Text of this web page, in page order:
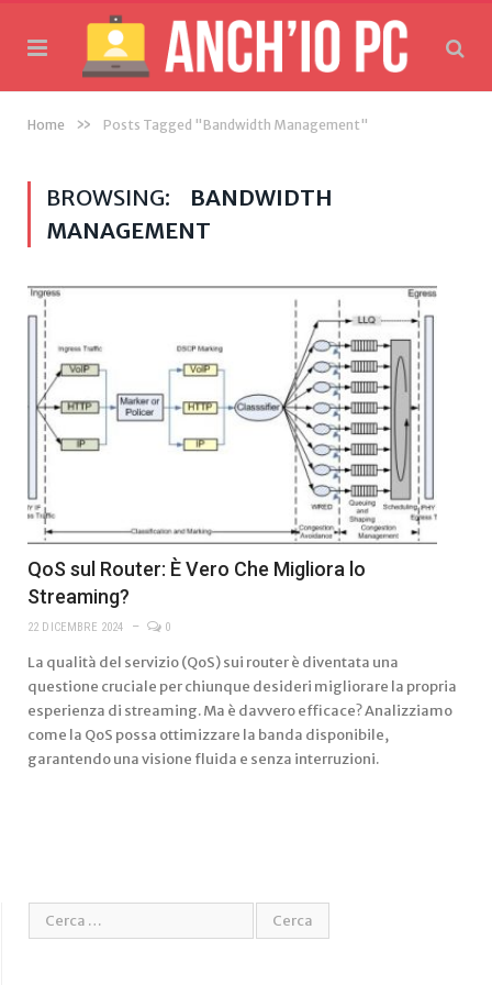
Home » Posts Tagged "Bandwidth Management"
BROWSING:
BANDWIDTH
MANAGEMENT
QoS sul Router: È Vero Che Migliora lo
Streaming?
22 DICEMBRE 2024 0
La qualità del servizio (QoS) sui router è diventata una
questione cruciale per chiunque desideri migliorare la propria
esperienza di streaming. Ma è davvero efficace? Analizziamo
come la QoS possa ottimizzare la banda disponibile,
garantendo una visione fluida e senza interruzioni.